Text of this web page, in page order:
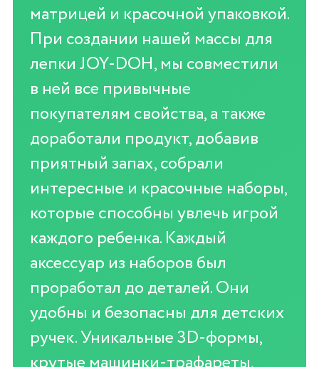
матрицей и красочной упаковкой.
При создании нашей массы для
лепки JOY-DOH, мы совместили
в ней все привычные
покупателям свойства, а также
доработали продукт, добавив
приятный запах, собрали
интересные и красочные наборы,
которые способны увлечь игрой
каждого ребенка. Каждый
аксессуар из наборов был
проработал до деталей. Они
удобны и безопасны для детских
ручек. Уникальные 3D-формы,